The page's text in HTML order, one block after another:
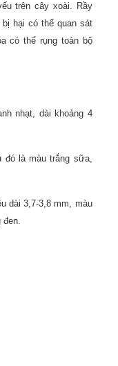
trên cây xoài. Rầy
bị hại có thể quan sát
có thể rụng toàn bộ
nhạt, dài khoảng 4
đó là màu trắng sữa,
dài 3,7-3,8 mm, màu
đen.